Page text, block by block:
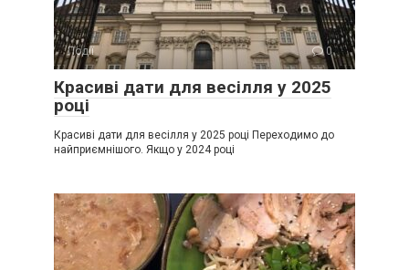
Події 0
Красиві дати для весілля у 2025
році
Красиві дати для весілля у 2025 році Переходимо до
найприємнішого. Якщо у 2024 році